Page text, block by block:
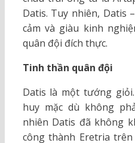
Datis. Tuy nhiên, Datis
cảm và giàu kinh
quân đội đích thực.
Tinh thần quân đội
Datis là một tướng
huy mặc dù không
nhiên Datis đã không
công thành Eretria